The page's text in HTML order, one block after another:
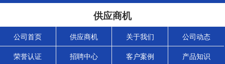
供应商机
公司首页 供应商机 关于我们 公司动态
荣誉认证 招聘中心 客户案例 产品知识